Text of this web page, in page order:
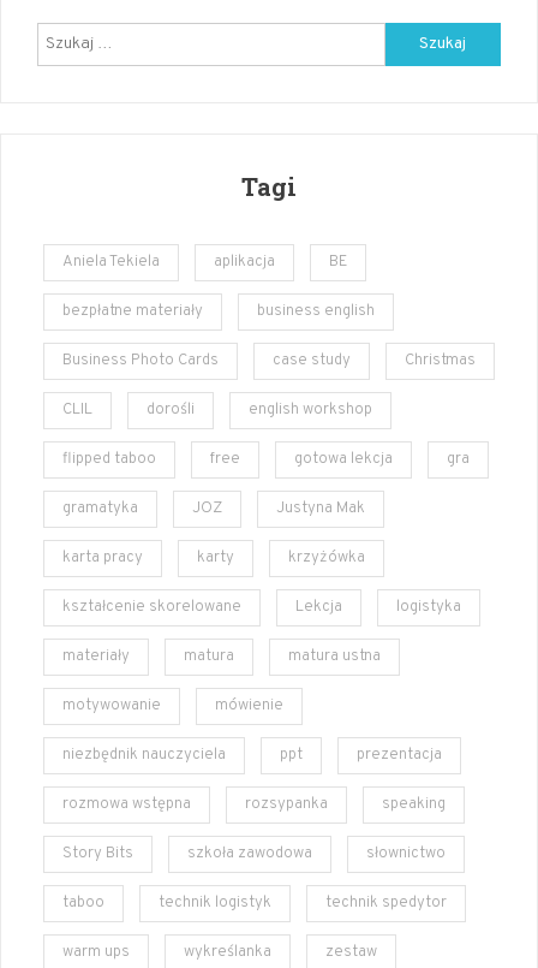
Szukaj:
Tagi
Aniela Tekiela aplikacja BE
bezpłatne materiały business english
Business Photo Cards case study Christmas
CLIL dorośli english workshop
flipped taboo free gotowa lekcja gra
gramatyka JOZ Justyna Mak
karta pracy karty krzyżówka
kształcenie skorelowane Lekcja logistyka
materiały matura matura ustna
motywowanie mówienie
niezbędnik nauczyciela ppt prezentacja
rozmowa wstępna rozsypanka speaking
Story Bits szkoła zawodowa słownictwo
taboo technik logistyk technik spedytor
warm ups wykreślanka zestaw